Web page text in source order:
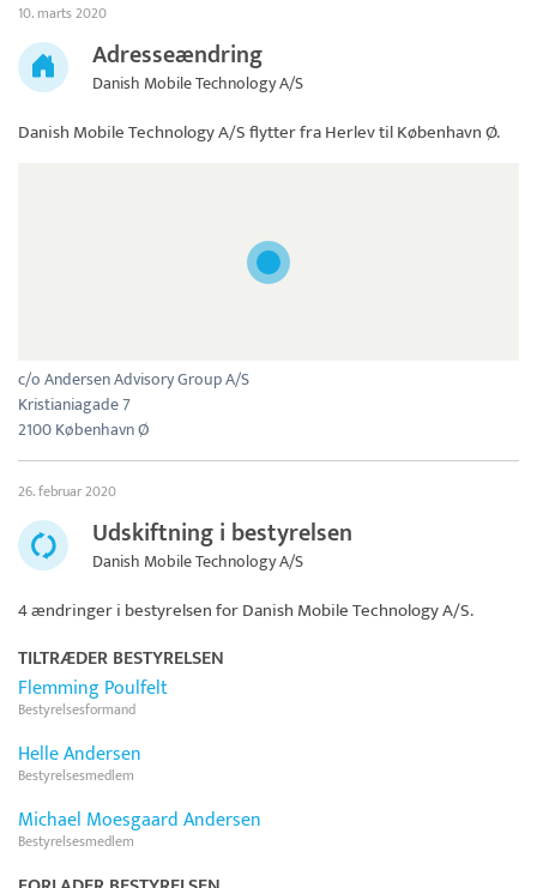
10. marts 2020
Adresseændring
Danish Mobile Technology A/S
Danish Mobile Technology A/Sflytter fra Herlev til København Ø.
c/o Andersen Advisory Group A/S
Kristianiagade 7
2100 København Ø
26. februar 2020
Udskiftning i bestyrelsen
Danish Mobile Technology A/S
4 ændringer i bestyrelsen forDanish Mobile Technology A/S.
TILTRÆDER BESTYRELSEN
Flemming Poulfelt
Bestyrelsesformand
Helle Andersen
Bestyrelsesmedlem
Michael Moesgaard Andersen
Bestyrelsesmedlem